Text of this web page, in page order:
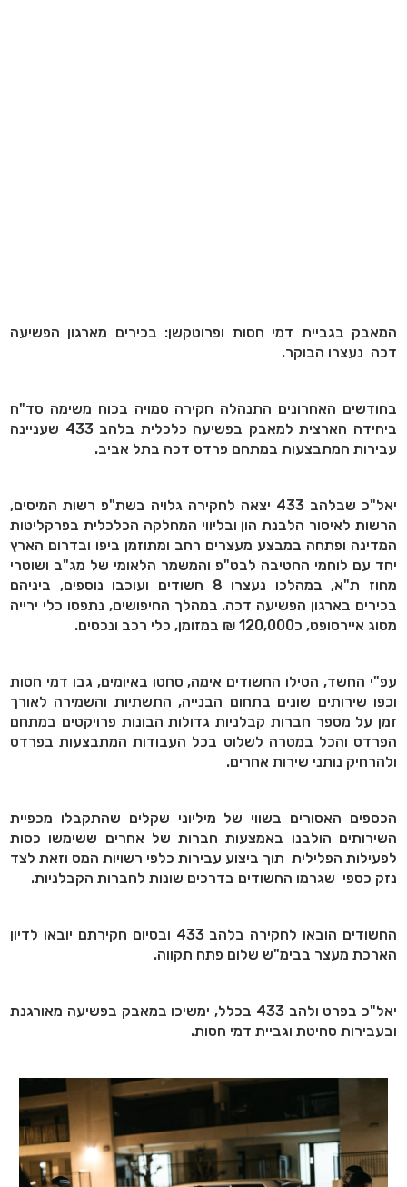
המאבק בגביית דמי חסות ופרוטקשן: בכירים מארגון הפשיעה
דכה נעצרו הבוקר.
בחודשים האחרונים התנהלה חקירה סמויה בכוח משימה סד"ח
ביחידה הארצית למאבק בפשיעה כלכלית בלהב 433 שעניינה
עבירות המתבצעות במתחם פרדס דכה בתל אביב.
יאל"כ שבלהב 433 יצאה לחקירה גלויה בשת"פ רשות המיסים,
הרשות לאיסור הלבנת הון ובליווי המחלקה הכלכלית בפרקליטות
המדינה ופתחה במבצע מעצרים רחב ומתוזמן ביפו ובדרום הארץ
יחד עם לוחמי החטיבה לבט"פ והמשמר הלאומי של מג"ב ושוטרי
מחוז ת"א, במהלכו נעצרו 8 חשודים ועוכבו נוספים, ביניהם
בכירים בארגון הפשיעה דכה. במהלך החיפושים, נתפסו כלי ירייה
מסוג איירסופט, כ120,000 ₪ במזומן, כלי רכב ונכסים.
עפ"י החשד, הטילו החשודים אימה, סחטו באיומים, גבו דמי חסות
וכפו שירותים שונים בתחום הבנייה, התשתיות והשמירה לאורך
זמן על מספר חברות קבלניות גדולות הבונות פרויקטים במתחם
הפרדס והכל במטרה לשלוט בכל העבודות המתבצעות בפרדס
ולהרחיק נותני שירות אחרים.
הכספים האסורים בשווי של מיליוני שקלים שהתקבלו מכפיית
השירותים הולבנו באמצעות חברות של אחרים ששימשו כסות
לפעילות הפלילית תוך ביצוע עבירות כלפי רשויות המס וזאת לצד
נזק כספי שגרמו החשודים בדרכים שונות לחברות הקבלניות.
החשודים הובאו לחקירה בלהב 433 ובסיום חקירתם יובאו לדיון
הארכת מעצר בבימ"ש שלום פתח תקווה.
יאל"כ בפרט ולהב 433 בכלל, ימשיכו במאבק בפשיעה מאורגנת
ובעבירות סחיטת וגביית דמי חסות.